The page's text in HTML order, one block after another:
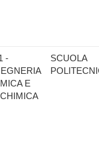
-
E
SCUOLA